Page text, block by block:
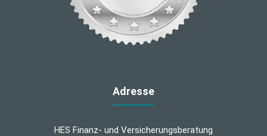
Adresse
HES Finanz- und Versicherungsberatung